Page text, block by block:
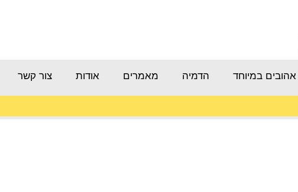
אהובים במיוחד הדמיה מאמרים אודות צור קשר